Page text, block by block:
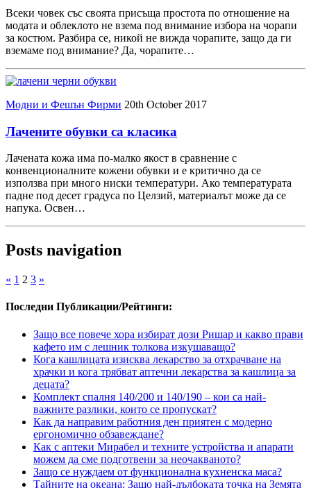
Всеки човек със своята присъща простота по отношение на
модата и облеклото не взема под внимание избора на чорапи
за костюм. Разбира се, никой не вижда чорапите, защо да ги
вземаме под внимание? Да, чорапите…
Модни и Фешън Фирми 20th October 2017
Лачените обувки са класика
Лачената кожа има по-малко якост в сравнение с
конвенционалните кожени обувки и е критично да се
използва при много ниски температури. Ако температурата
падне под десет градуса по Целзий, материалът може да се
напука. Освен…
Posts navigation
« 1 2 3 »
Последни Публикации/Рейтинги:
Защо все повече хора избират дози Ришар и какво прави
кафето им с лешник толкова изкушаващо?
Кога кашлицата изисква лекарство за отхрачване на
храчки и кога трябват аптечни лекарства за кашлица за
децата?
Комплект спалня 140/200 и 140/190 – кои са най-
важните разлики, които се пропускат?
Как да направим работния ден приятен с модерно
ергономично обзавеждане?
Как с аптеки Мирабел и техните устройства и апарати
можем да сме подготвени за неочакваното?
Защо се нуждаем от функционална кухненска маса?
Тайните на океана: Защо най-дълбоката точка на Земята